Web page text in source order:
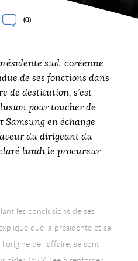
(0)
sud-coréenne
de ses fonctions dans
de destitution, s’est
pour toucher de
Samsung en échange
du dirigeant du
lundi le procureur
les conclusions de ses
que la présidente et sa
de l’affaire, se sont